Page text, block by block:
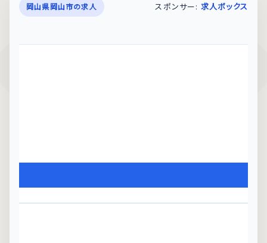
岡山県岡山市の求人 スポンサー: 求人ボックス